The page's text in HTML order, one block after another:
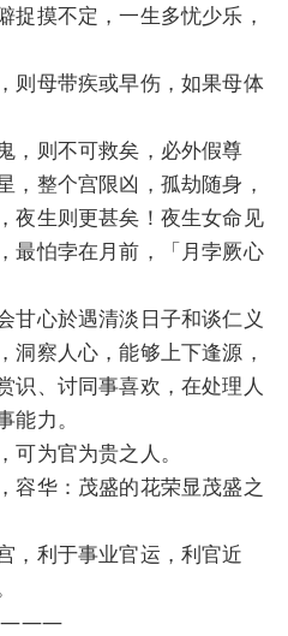
捉摸不定，一生多忧少乐，
则母带疾或早伤，如果母体
，则不可救矣，必外假尊
，整个宫限凶，孤劫随身，
夜生则更甚矣！夜生女命见
最怕孛在月前，「月孛厥心
甘心於遇清淡日子和谈仁义
洞察人心，能够上下逢源，
识、讨同事喜欢，在处理人
力。
为官为贵之人。
容华：茂盛的花荣显茂盛之
，利于事业官运，利官近